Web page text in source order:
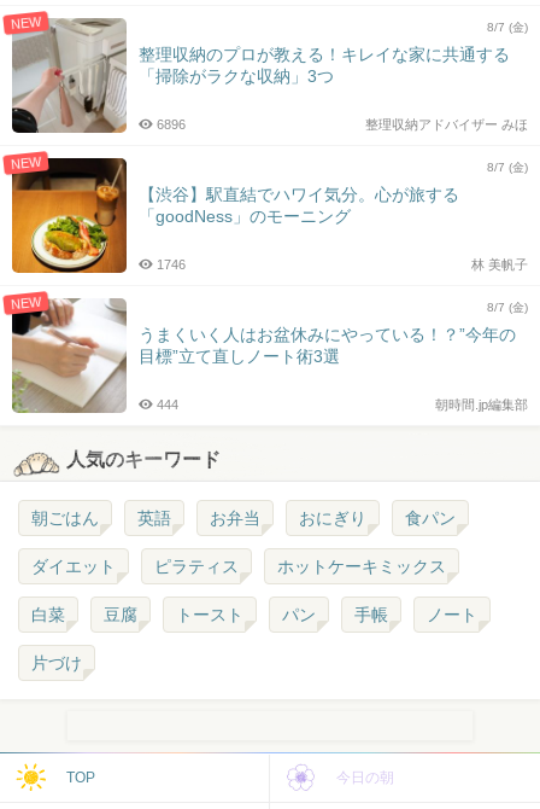
NEW 8/7 (金)
整理収納のプロが教える！キレイな家に共通する
「掃除がラクな収納」3つ
整理収納アドバイザー みほ
6896
NEW 8/7 (金)
【渋谷】駅直結でハワイ気分。心が旅する
「goodNess」のモーニング
林 美帆子
1746
NEW 8/7 (金)
うまくいく人はお盆休みにやっている！？”今年の
目標”立て直しノート術3選
朝時間.jp編集部
444
人気のキーワード
朝ごはん 英語 お弁当 おにぎり 食パン
ダイエット ピラティス ホットケーキミックス
白菜 豆腐 トースト パン 手帳 ノート
片づけ
TOP 今日の朝